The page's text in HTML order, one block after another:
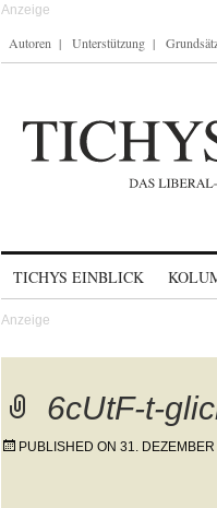
Autoren Unterstützung
TICHYS EINBLICK
6cUtF-t-
PUBLISHED ON 31.